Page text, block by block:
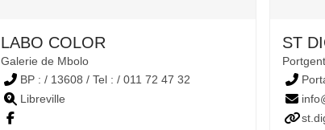
LABO COLOR
Galerie de Mbolo
BP : / 13608 / Tel : / 011 72 47 32
Libreville
ST